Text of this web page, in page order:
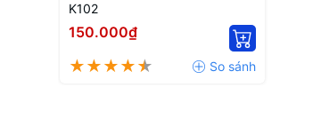
K102
150.000₫